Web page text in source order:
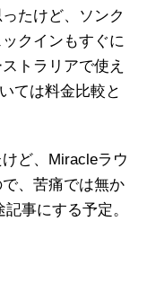
たけど、ソンク
クインもすぐに
トラリアで使え
ては料金比較と
ど、Miracleラウ
、苦痛では無か
事にする予定。